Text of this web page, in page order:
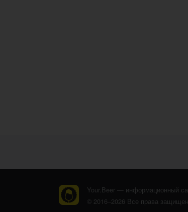
Your.Beer — информационный
© 2016–2026 Все права